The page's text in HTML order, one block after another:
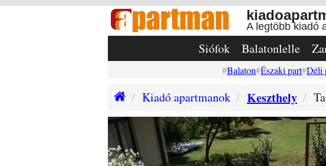
A legtöbb kiadó
Siófok Balatonlelle
Balaton Északi part Déli
Kiadó apartmanok Keszthely